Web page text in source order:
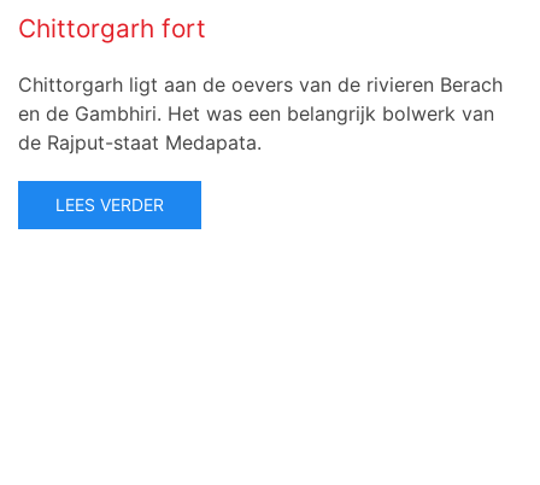
Chittorgarh fort
Chittorgarh ligt aan de oevers van de rivieren Berach
en de Gambhiri. Het was een belangrijk bolwerk van
de Rajput-staat Medapata.
LEES VERDER